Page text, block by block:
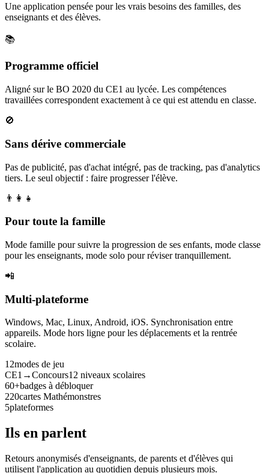
Une application pensée pour les vrais besoins des familles, des
enseignants et des élèves.
📚
Programme officiel
Aligné sur le BO 2020 du CE1 au lycée. Les compétences
travaillées correspondent exactement à ce qui est attendu en classe.
🚫
Sans dérive commerciale
Pas de publicité, pas d'achat intégré, pas de tracking, pas d'analytics
tiers. Le seul objectif : faire progresser l'élève.
👨‍👩‍👧
Pour toute la famille
Mode famille pour suivre la progression de ses enfants, mode classe
pour les enseignants, mode solo pour réviser tranquillement.
📲
Multi-plateforme
Windows, Mac, Linux, Android, iOS. Synchronisation entre
appareils. Mode hors ligne pour les déplacements et la rentrée
scolaire.
12modes de jeu
CE1→Concours12 niveaux scolaires
60+badges à débloquer
220cartes Mathémonstres
5plateformes
Ils en parlent
Retours anonymisés d'enseignants, de parents et d'élèves qui
utilisent l'application au quotidien depuis plusieurs mois.